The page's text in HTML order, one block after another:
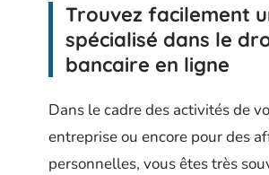
Trouvez facilement
spécialisé dans le
bancaire en ligne
Dans le cadre des activités de
entreprise ou encore pour des
personnelles, vous êtes très